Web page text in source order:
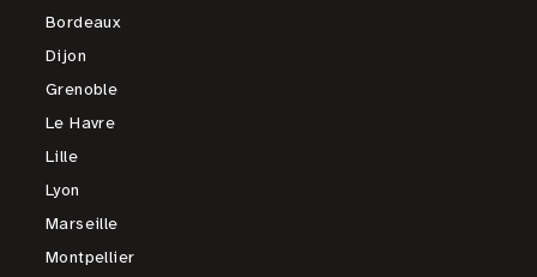
Bordeaux
Dijon
Grenoble
Le Havre
Lille
Lyon
Marseille
Montpellier